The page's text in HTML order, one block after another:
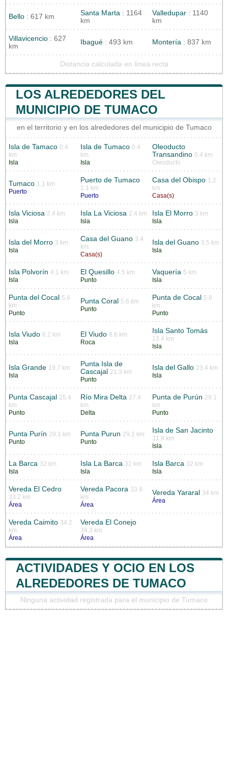
Bello : 617 km Santa Marta : 1164
km
Valledupar : 1140
km
Villavicencio : 627
km
Ibagué : 493 km Montería : 837 km
Distancia calculada en línea recta
LOS ALREDEDORES DEL
MUNICIPIO DE TUMACO
en el territorio y en los alrededores del municipio de Tumaco
Isla de Tamaco 0.4
km
Isla
Isla de Tumaco 0.4
km
Isla
Oleoducto
Transandino 0.4 km
Oleoducto
Tumaco 1.1 km
Puerto
Puerto de Tumaco
1.1 km
Puerto
Casa del Obispo 1.2
km
Casa(s)
Isla Viciosa 2.4 km
Isla
Isla La Viciosa 2.4 km
Isla
Isla El Morro 3 km
Isla
Isla del Morro 3 km
Isla
Casa del Guano 3.4
km
Casa(s)
Isla del Guano 3.5 km
Isla
Isla Polvorín 4.1 km
Isla
El Quesillo 4.5 km
Punto
Vaquería 5 km
Isla
Punta del Cocal
5.6
km
Punto
Punta Coral
5.6 km
Punto
Punta de Cocal
5.6
km
Punto
Isla Viudo 6.2 km
Isla
El Viudo 8.6 km
Roca
Isla Santo Tomás
13.4 km
Isla
Isla Grande 19.7 km
Isla
Punta Isla de
Cascajal
21.3 km
Punto
Isla del Gallo 23.4 km
Isla
Punta Cascajal
25.4
km
Punto
Río Mira Delta 27.4
km
Delta
Punta de Purún 29.1
km
Punto
Punta Purín 29.1 km
Punto
Punta Purun 29.1 km
Punto
Isla de San Jacinto
31.9 km
Isla
La Barca 32 km
Isla
Isla La Barca 32 km
Isla
Isla Barca 32 km
Isla
Vereda El Cedro
33.2 km
Área
Vereda Pacora 33.9
km
Área
Vereda Yararal
34 km
Área
Vereda Caimito 34.2
km
Área
Vereda El Conejo
34.3 km
Área
ACTIVIDADES Y OCIO EN LOS
ALREDEDORES DE TUMACO
Ninguna actividad registrada para el municipio de Tumaco